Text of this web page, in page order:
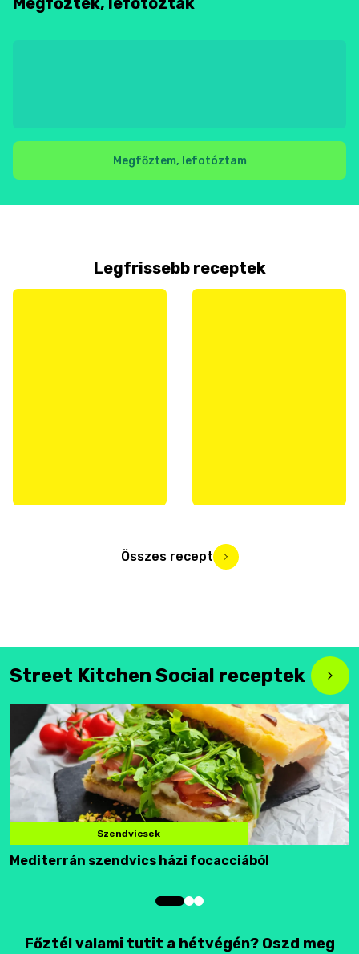
Megfőztem, lefotóztam
Legfrissebb receptek
Összes recept
Street Kitchen Social receptek
Szendvicsek
Mediterrán szendvics házi focacciából
Főztél valami tutit a hétvégén? Oszd meg